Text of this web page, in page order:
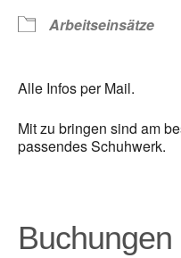
Arbeitseinsätze
Alle Infos per Mail.
Mit zu bringen sind am
passendes Schuhwerk.
Buchungen